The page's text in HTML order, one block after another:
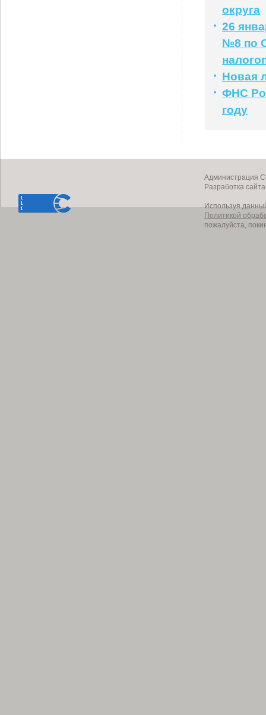
округа
26
№8 по
Новая
ФНС
году
Администрация
Разработка
Используя
Политикой
пожалуйста,